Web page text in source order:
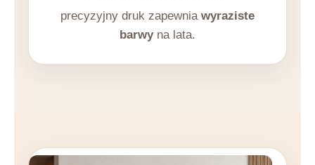
precyzyjny druk zapewnia wyraziste
barwyna lata.